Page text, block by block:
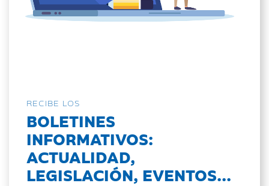
RECIBE LOS
BOLETINES
INFORMATIVOS:
ACTUALIDAD,
LEGISLACIÓN, EVENTOS...